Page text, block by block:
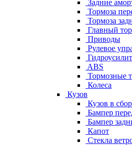
Задние
Тормоза
Тормоза
Главный
Приводы
Рулевое
ABS
Тормозные
Колеса
Кузов
Кузов в
Бампер
Бампер
Капот
Стекла